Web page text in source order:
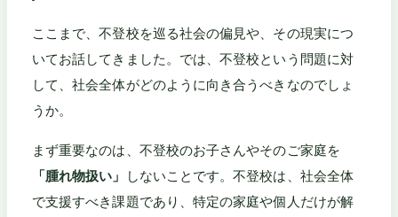
ここまで、不登校を巡る社会の偏見や、その現実につ
いてお話してきました。では、不登校という問題に対
して、社会全体がどのように向き合うべきなのでしょ
うか。
まず重要なのは、不登校のお子さんやそのご家庭を
「腫れ物扱い」
しないことです。不登校は、社会全体
で支援すべき課題であり、特定の家庭や個人だけが解